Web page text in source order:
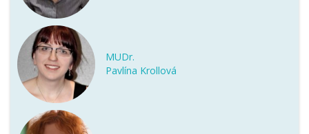
MUDr.
Pavlína Krollová